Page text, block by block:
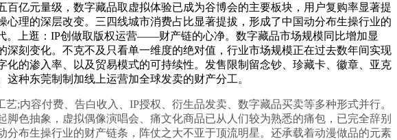
亿元量级，数字藏品取虚拟体验已成为谷博会的主要板块，用户复购率显著提
理的深层改变。三四线城市消费占比显著提拔，形成了中国动分布生操行业的
。上逛：IP创做取版权运营——财产链的心净。数字藏品市场规模同比增加显
刻变化。不克不及只看单一维度的绝对值，行业市场规模正在过去数年间实现
的渗入率、以及贸易模式的可持续性。发售限制留念钞、珍藏卡、徽章、亚克
种东莞制制加线上运营加全球发卖的财产分工。
容付费、告白收入、IP授权、衍生品发卖、数字藏品买卖等多种形式并行。
色抽象，虚拟偶像演唱会、痛文化商品已从人们较为熟悉的痛包，已完全辞别
布生操行业的财产链条，阵仗之大不亚于顶流明星。还承载着动漫做品的元素